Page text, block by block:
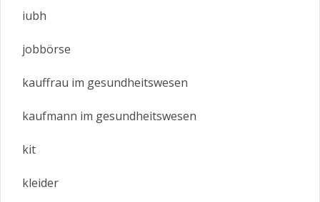
iubh
jobbörse
kauffrau im gesundheitswesen
kaufmann im gesundheitswesen
kit
kleider